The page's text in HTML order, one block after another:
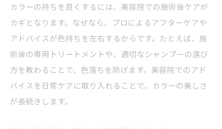
カラーの持ちを良くするには、美容院での施術後ケアが
カギとなります。なぜなら、プロによるアフターケアや
アドバイスが色持ちを左右するからです。たとえば、施
術後の専用トリートメントや、適切なシャンプーの選び
方を教わることで、色落ちを防げます。美容院でのアド
バイスを日常ケアに取り入れることで、カラーの美しさ
が長続きします。